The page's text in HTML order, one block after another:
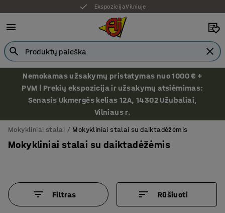
Ekspozicija Vilniuje
Nemokamas užsakymų pristatymas nuo 1000 € +
PVM | Prekių ekspozicija ir užsakymų atsiėmimas:
Senasis Ukmergės kelias 12A, 14302 Užubaliai,
Vilniaus r.
Mokykliniai stalai Mokykliniai stalai su daiktadėžėmis
Mokykliniai stalai su daiktadėžėmis
Filtras Rūšiuoti